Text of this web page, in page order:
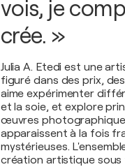
vois, je
crée. »
Julia A. Etedi est une
figuré dans des prix,
aime expérimenter
et la soie, et explore
œuvres
apparaissent à la fois
mystérieuses.
création artistique